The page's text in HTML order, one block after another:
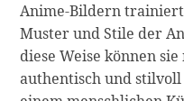
Anime-Bildern
Muster und Stile der
diese Weise können
authentisch und stilvoll